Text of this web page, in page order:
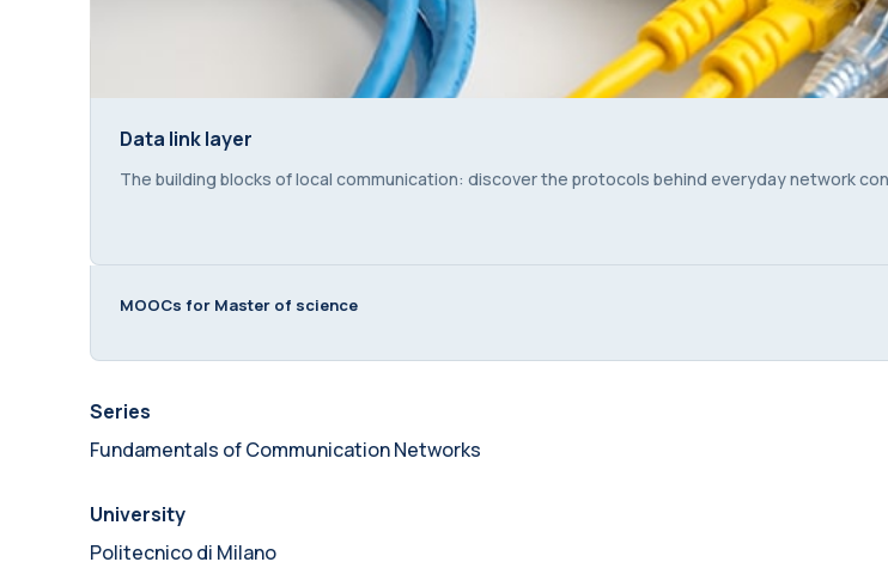
Data link layer
Data link layer
Course summary text:
The building blocks of local communication: discover the protocols behind everyday network
MOOCs for Master of science
Series
Fundamentals of Communication Networks
University
Politecnico di Milano